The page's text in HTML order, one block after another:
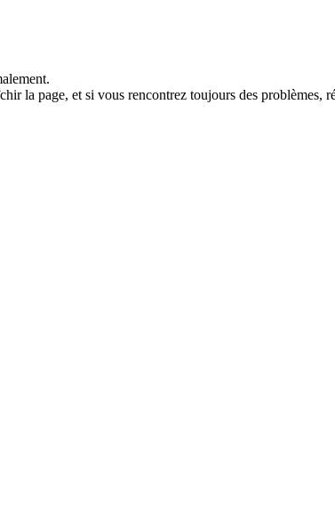
la page, et si vous rencontrez toujours des